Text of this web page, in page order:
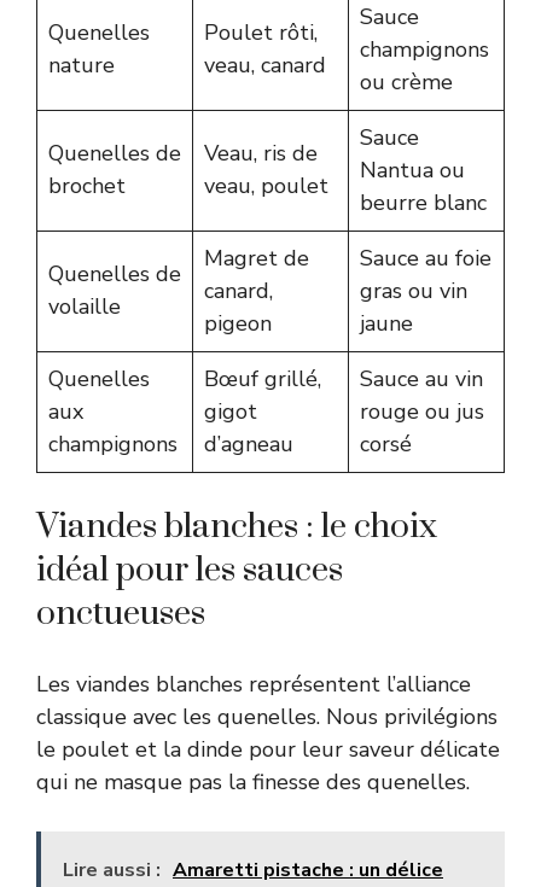
Quenelles
nature
Poulet rôti,
veau, canard
Sauce
champignons
ou crème
Quenelles de
brochet
Veau, ris de
veau, poulet
Sauce
Nantua ou
beurre blanc
Quenelles de
volaille
Magret de
canard,
pigeon
Sauce au foie
gras ou vin
jaune
Quenelles
aux
champignons
Bœuf grillé,
gigot
d’agneau
Sauce au vin
rouge ou jus
corsé
Viandes blanches : le choix
idéal pour les sauces
onctueuses
Les viandes blanches représentent l’alliance
classique avec les quenelles. Nous privilégions
le poulet et la dinde pour leur saveur délicate
qui ne masque pas la finesse des quenelles.
Lire aussi : Amaretti pistache : un délice